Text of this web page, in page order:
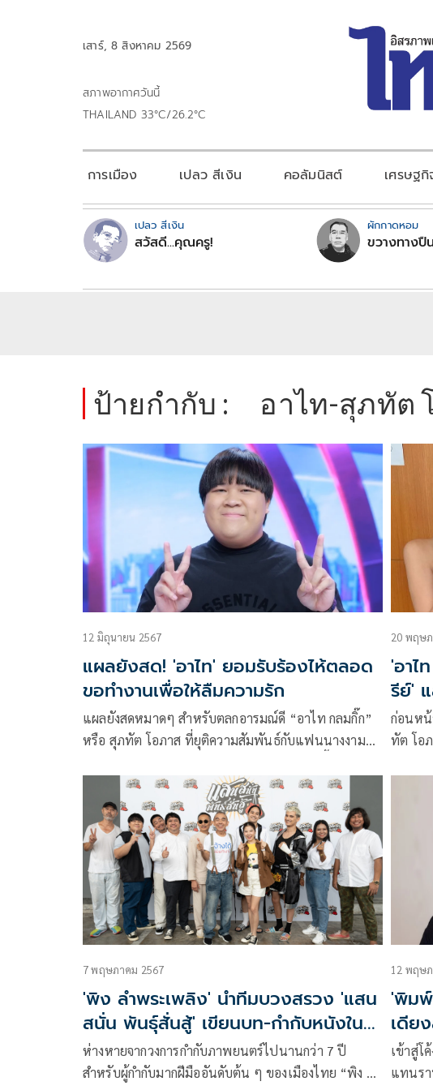
เสาร์, 8 สิงหาคม 2569
สภาพอากาศวันนี้
THAILAND 33°C/26.2°C
การเมือง เปลว สีเงิน คอลัมนิสต์ เศรษฐกิ
เปลว สีเงิน
สวัสดี...คุณครู!
ผักกาดหอม
ขวางทางปื
ป้ายกำกับ : อาไท-สุภทัต
12 มิถุนายน 2567
แผลยังสด! 'อาไท' ยอมรับร้องไห้ตลอด
ขอทำงานเพื่อให้ลืมความรัก
แผลยังสดหมาดๆ สำหรับตลกอารมณ์ดี “อาไท กลมกิ๊ก”
หรือ สุภทัต โอภาส ที่ยุติความสัมพันธ์กับแฟนนางงาม
ว่าฝ่ายเสียใจหนักมากกินไม่ได้นอนไม่หลับ ล่าสุดเจ้าตัว
ควงคุณพ่อบุญชู เชิญยิ้ม มาเปิดใจกลางรายการ “โต๊ะหนู
แหม่ม” ที่บอกเลยว่างานนี้มีเสียน้ำตา
20 พฤษ
'อาไ
รีย์'
ก่อนหน้
ทัต โอ
เมื่อทั้
แกรม
7 พฤษภาคม 2567
'พิง ลำพระเพลิง' นำทีมบวงสรวง 'แสน
สนั่น พันธุ์สั่นสู้' เขียนบท-กำกับหนังใน
รอบ 7 ปี
ห่างหายจากวงการกำกับภาพยนตร์ไปนานกว่า 7 ปี
สำหรับผู้กำกับมากฝีมืออันดับต้น ๆ ของเมืองไทย “พิง ลำ
12 พฤษ
'พิม
เดีย
เข้าสู่โ
แทนร